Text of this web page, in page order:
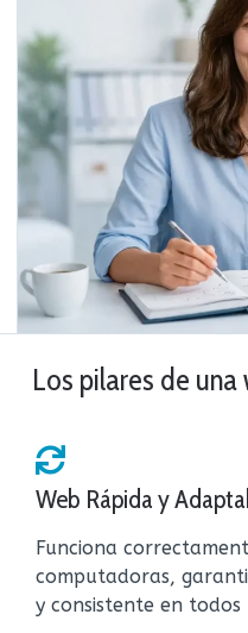
Los pilares de
Web Rápida y
Funciona
computadoras,
y consistente en todos